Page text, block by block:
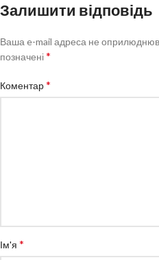
Залишити відповідь
Ваша e-mail адреса не
позначені*
Коментар*
Ім'я *